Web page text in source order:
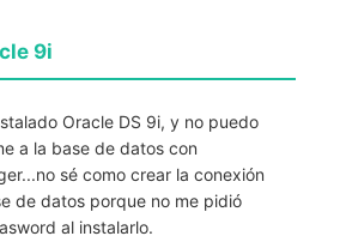
9i
Oracle DS 9i, y no puedo
a la base de datos con
sé como crear la conexión
de datos porque no me pidió
al instalarlo.